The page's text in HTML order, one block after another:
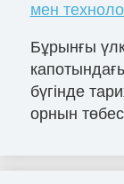
мен
Бұрынғы
бүгінде
орнын